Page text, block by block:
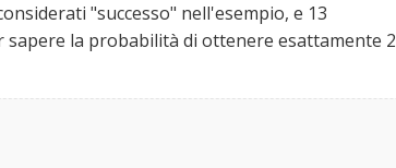
"successo" nell'esempio, e 13
sapere la probabilità di ottenere esattamente 2